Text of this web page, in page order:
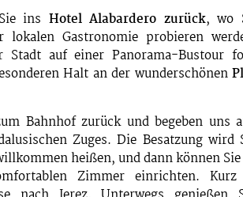
ins Hotel Alabardero zurück, wo
lokalen Gastronomie probieren
Stadt auf einer Panorama-Bustour
Halt an der wunderschönen
Bahnhof zurück und begeben uns
Zuges. Die Besatzung wird
heißen, und dann können
Zimmer einrichten. Kurz